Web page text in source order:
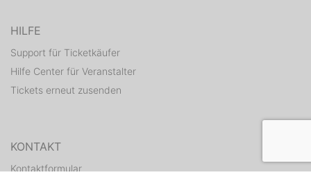
HILFE
Support für Ticketkäufer
Hilfe Center für Veranstalter
Tickets erneut zusenden
KONTAKT
Kontaktformular